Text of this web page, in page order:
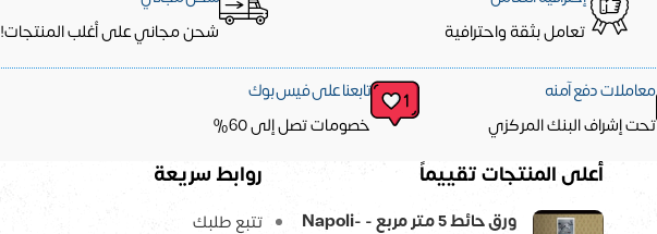
تعامل بثقة واحترافية
شحن مجاني على أغلب المنتجات!
معاملات دفع آمنه
تحت إشراف البنك المركزي
تابعنا على فيس بوك
خصومات تصل إلى 60%
أعلى المنتجات تقييماً
ورق حائط 5 متر مربع - Napoli-
روابط سريعة
تتبع طلبك